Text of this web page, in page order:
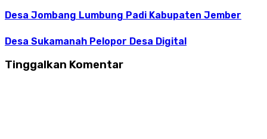
Desa Jombang Lumbung Padi Kabupaten Jember
Desa Sukamanah Pelopor Desa Digital
Tinggalkan Komentar